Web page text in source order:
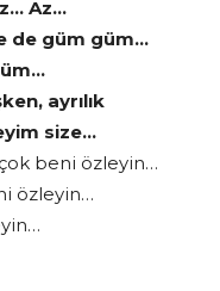
Az…
de güm güm…
ayrılık
size…
beni özleyin…
özleyin…